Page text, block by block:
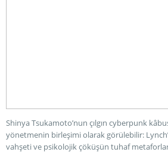
Shinya Tsukamoto’nun çılgın cyberpunk
yönetmenin birleşimi olarak görülebilir:
vahşeti ve psikolojik çöküşün tuhaf